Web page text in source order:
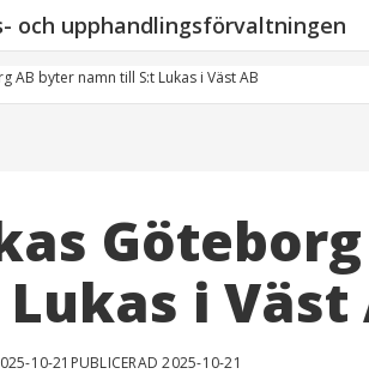
och upphandlingsförvaltningen
AB byter namn till S:t Lukas i Väst AB
i Väst
10-21 PUBLICERAD 2025-10-21